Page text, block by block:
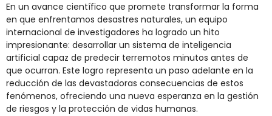
En un avance científico que promete transformar la forma
en que enfrentamos desastres naturales, un equipo
internacional de investigadores ha logrado un hito
impresionante: desarrollar un sistema de inteligencia
artificial capaz de predecir terremotos minutos antes de
que ocurran. Este logro representa un paso adelante en la
reducción de las devastadoras consecuencias de estos
fenómenos, ofreciendo una nueva esperanza en la gestión
de riesgos y la protección de vidas humanas.